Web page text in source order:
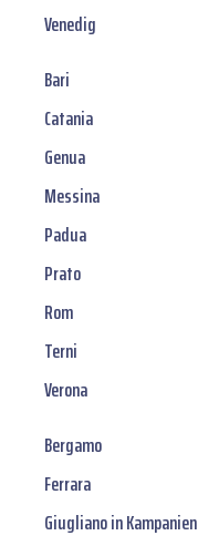
Venedig
Bari
Catania
Genua
Messina
Padua
Prato
Rom
Terni
Verona
Bergamo
Ferrara
Giugliano in Kampanien